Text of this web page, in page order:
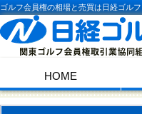
ゴルフ会員権の相場と売買は日経ゴルフ
HOME